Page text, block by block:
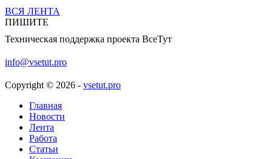
07.08.2026 17:48:11
под брендом XPS
64 байта и одна константа: разбор переключения
контекста в ядре на Rust
07.08.2026 17:32:42
ВСЯ ЛЕНТА
ПИШИТЕ
Техническая поддержка проекта ВсеТут
info@vsetut.pro
Copyright © 2026 - vsetut.pro
Главная
Новости
Лента
Работа
Статьи